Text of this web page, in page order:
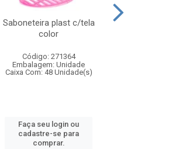
Saboneteira plast c/tela
color
Código: 271364
Embalagem: Unidade
Caixa Com: 48 Unidade(s)
Faça seu login ou
cadastre-se para
comprar.